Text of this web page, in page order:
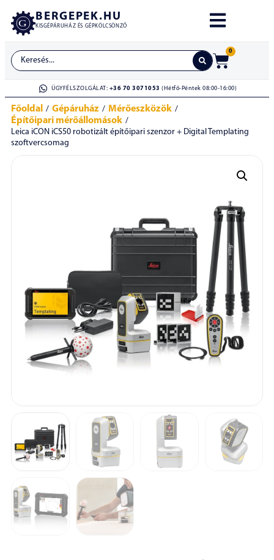
BERGEPEK.HU
KISGÉPÁRUHÁZ ÉS GÉPKÖLCSÖNZŐ
0
ÜGYFÉLSZOLGÁLAT: +36 70 3071053 (Hétfő-Péntek 08:00-16:00)
Főoldal / Gépáruház / Mérőeszközök /
Építőipari mérőállomások /
Leica iCON iCS50 robotizált építőipari szenzor + Digital Templating
szoftvercsomag